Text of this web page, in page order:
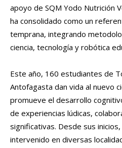
apoyo de SQM Yodo Nutrición
ha consolidado como un
temprana, integrando
ciencia, tecnología y robótica
Este año, 160 estudiantes de
Antofagasta dan vida al nuevo
promueve el desarrollo
de experiencias lúdicas,
significativas. Desde sus inicios,
intervenido en diversas